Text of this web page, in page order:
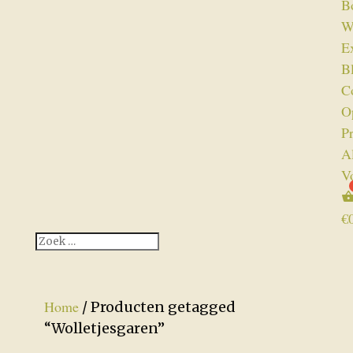
€
Home/ Producten getagged
“Wolletjesgaren”